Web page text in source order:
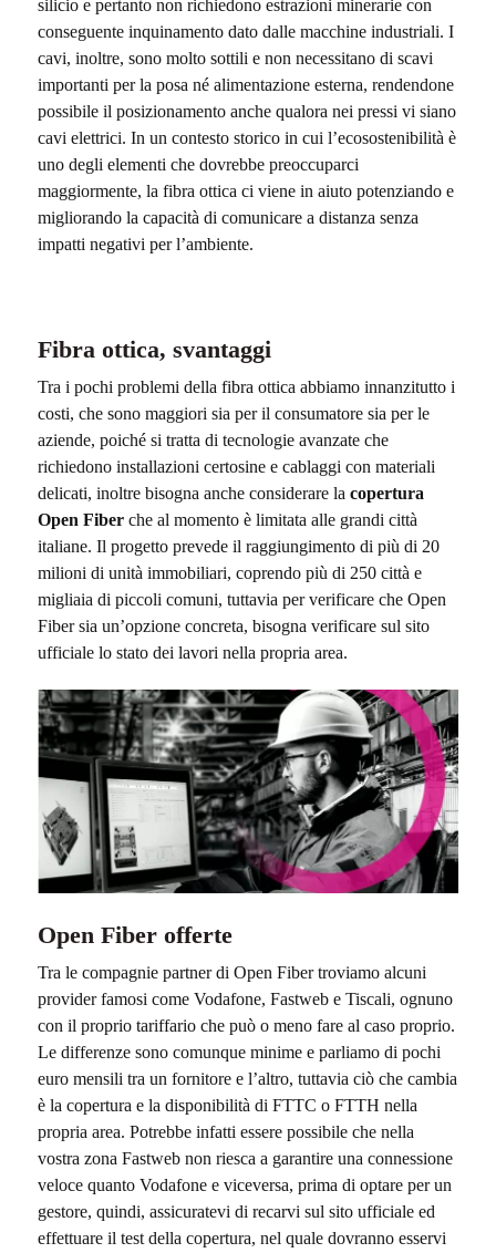
silicio e pertanto non richiedono estrazioni minerarie con
conseguente inquinamento dato dalle macchine industriali. I
cavi, inoltre, sono molto sottili e non necessitano di scavi
importanti per la posa né alimentazione esterna, rendendone
possibile il posizionamento anche qualora nei pressi vi siano
cavi elettrici. In un contesto storico in cui l’ecosostenibilità è
uno degli elementi che dovrebbe preoccuparci
maggiormente, la fibra ottica ci viene in aiuto potenziando e
migliorando la capacità di comunicare a distanza senza
impatti negativi per l’ambiente.
Fibra ottica, svantaggi
Tra i pochi problemi della fibra ottica abbiamo innanzitutto i
costi, che sono maggiori sia per il consumatore sia per le
aziende, poiché si tratta di tecnologie avanzate che
richiedono installazioni certosine e cablaggi con materiali
delicati, inoltre bisogna anche considerare la copertura
Open Fiber che al momento è limitata alle grandi città
italiane. Il progetto prevede il raggiungimento di più di 20
milioni di unità immobiliari, coprendo più di 250 città e
migliaia di piccoli comuni, tuttavia per verificare che Open
Fiber sia un’opzione concreta, bisogna verificare sul sito
ufficiale lo stato dei lavori nella propria area.
Open Fiber offerte
Tra le compagnie partner di Open Fiber troviamo alcuni
provider famosi come Vodafone, Fastweb e Tiscali, ognuno
con il proprio tariffario che può o meno fare al caso proprio.
Le differenze sono comunque minime e parliamo di pochi
euro mensili tra un fornitore e l’altro, tuttavia ciò che cambia
è la copertura e la disponibilità di FTTC o FTTH nella
propria area. Potrebbe infatti essere possibile che nella
vostra zona Fastweb non riesca a garantire una connessione
veloce quanto Vodafone e viceversa, prima di optare per un
gestore, quindi, assicuratevi di recarvi sul sito ufficiale ed
effettuare il test della copertura, nel quale dovranno esservi